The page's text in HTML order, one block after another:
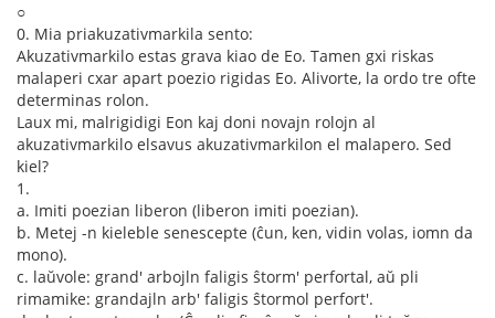
○
0. Mia priakuzativmarkila sento:
Akuzativmarkilo estas grava kiao de Eo. Tamen gxi riskas
malaperi cxar apart poezio rigidas Eo. Alivorte, la ordo tre ofte
determinas rolon.
Laux mi, malrigidigi Eon kaj doni novajn rolojn al
akuzativmarkilo elsavus akuzativmarkilon el malapero. Sed
kiel?
1.
a. Imiti poezian liberon (liberon imiti poezian).
b. Metej -n kieleble senescepte (ĉun, ken, vidin volas, iomn da
mono).
c. laŭvole: grand' arbojln faligis ŝtorm' perfortal, aŭ pli
rimamike: grandajln arb' faligis ŝtormol perfort'.